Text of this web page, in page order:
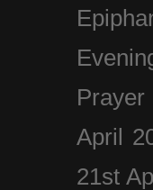
Prayer
April
21st